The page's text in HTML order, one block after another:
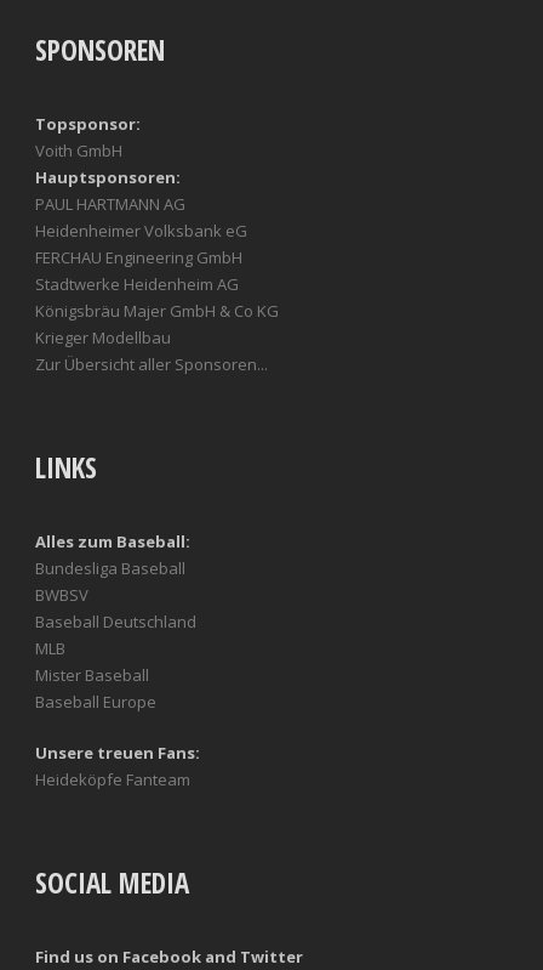
SPONSOREN
Topsponsor:
Voith GmbH
Hauptsponsoren:
PAUL HARTMANN AG
Heidenheimer Volksbank eG
FERCHAU Engineering GmbH
Stadtwerke Heidenheim AG
Königsbräu Majer GmbH & Co KG
Krieger Modellbau
Zur Übersicht aller Sponsoren...
LINKS
Alles zum Baseball:
Bundesliga Baseball
BWBSV
Baseball Deutschland
MLB
Mister Baseball
Baseball Europe
Unsere treuen Fans:
Heideköpfe Fanteam
SOCIAL MEDIA
Find us on Facebook and Twitter